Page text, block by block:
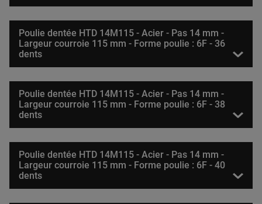
Poulie dentée HTD 14M115 - Acier - Pas 14 mm -
Largeur courroie 115 mm - Forme poulie : 6F - 36
dents
Poulie dentée HTD 14M115 - Acier - Pas 14 mm -
Largeur courroie 115 mm - Forme poulie : 6F - 38
dents
Poulie dentée HTD 14M115 - Acier - Pas 14 mm -
Largeur courroie 115 mm - Forme poulie : 6F - 40
dents